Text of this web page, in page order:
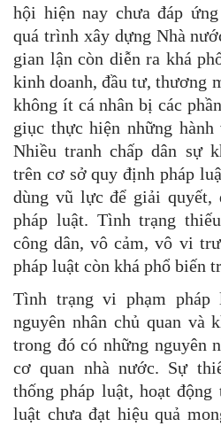
hội hiện nay chưa đáp
quá trình xây dựng Nhà
gian lận còn diễn ra khá
kinh doanh, đầu tư, thương
không ít cá nhân bị các
giục thực hiện những
Nhiều tranh chấp dân sự
trên cơ sở quy định pháp
dùng vũ lực để giải quyết,
pháp luật. Tình trạng
công dân, vô cảm, vô vi
pháp luật còn khá phổ biến
Tình trạng vi phạm pháp
nguyên nhân chủ quan và
trong đó có những nguyên
cơ quan nhà nước. Sự
thống pháp luật, hoạt
luật chưa đạt hiệu quả